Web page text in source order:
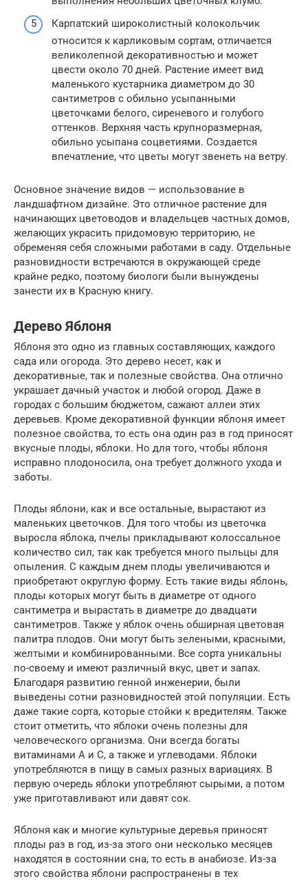
Карпатский широколистный колокольчик
относится к карликовым сортам, отличается
великолепной декоративностью и может
цвести около 70 дней. Растение имеет вид
маленького кустарника диаметром до 30
сантиметров с обильно усыпанными
цветочками белого, сиреневого и голубого
оттенков. Верхняя часть крупноразмерная,
обильно усыпана соцветиями. Создается
впечатление, что цветы могут звенеть на ветру.
Основное значение видов — использование в
ландшафтном дизайне. Это отличное растение для
начинающих цветоводов и владельцев частных домов,
желающих украсить придомовую территорию, не
обременяя себя сложными работами в саду. Отдельные
разновидности встречаются в окружающей среде
крайне редко, поэтому биологи были вынуждены
занести их в Красную книгу.
Дерево Яблоня
Яблоня это одно из главных составляющих, каждого
сада или огорода. Это дерево несет, как и
декоративные, так и полезные свойства. Она отлично
украшает дачный участок и любой огород. Даже в
городах с большим бюджетом, сажают аллеи этих
деревьев. Кроме декоративной функции яблоня имеет
полезное свойства, то есть она один раз в год приносят
вкусные плоды, яблоки. Но для того, чтобы яблоня
исправно плодоносила, она требует должного ухода и
заботы.
Плоды яблони, как и все остальные, вырастают из
маленьких цветочков. Для того чтобы из цветочка
выросла яблока, пчелы прикладывают колоссальное
количество сил, так как требуется много пыльцы для
опыления. С каждым днем плоды увеличиваются и
приобретают округлую форму. Есть такие виды яблонь,
плоды которых могут быть в диаметре от одного
сантиметра и вырастать в диаметре до двадцати
сантиметров. Также у яблок очень обширная цветовая
палитра плодов. Они могут быть зелеными, красными,
желтыми и комбинированными. Все сорта уникальны
по-своему и имеют различный вкус, цвет и запах.
Благодаря развитию генной инженерии, были
выведены сотни разновидностей этой популяции. Есть
даже такие сорта, которые стойки к вредителям. Также
стоит отметить, что яблоки очень полезны для
человеческого организма. Они всегда богаты
витаминами А и С, а также и углеводами. Яблоки
употребляются в пищу в самых разных вариациях. В
первую очередь яблоки употребляют сырыми, а потом
уже приготавливают или давят сок.
Яблоня как и многие культурные деревья приносят
плоды раз в год, из-за этого они несколько месяцев
находятся в состоянии сна, то есть в анабиозе. Из-за
этого свойства яблони распространены в тех